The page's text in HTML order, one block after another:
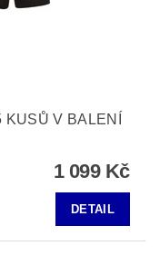
V BALENÍ
1 099 Kč
DETAIL